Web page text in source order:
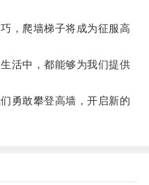
爬墙梯子将成为征服高
中，都能够为我们提供
敢攀登高墙，开启新的